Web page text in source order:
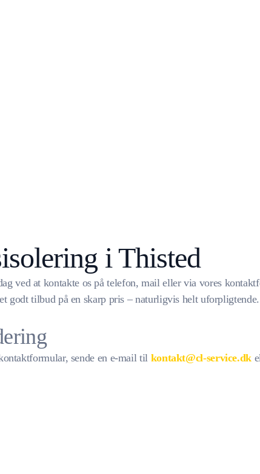
i Thisted
ved at kontakte os på telefon, mail eller via vores
godt tilbud på en skarp pris – naturligvis helt
sende en e-mail til kontakt@cl-service.dk